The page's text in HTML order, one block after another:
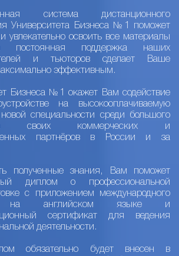
система дистанционного
Университета Бизнеса №1 поможет
увлекательно освоить все материалы
постоянная поддержка наших
и тьюторов сделает Ваше
эффективным.
Бизнеса №1 окажет Вам содействие
на высокооплачиваемую
специальности среди большого
своих коммерческих и
партнёров в России и за
полученные знания, Вам поможет
диплом о профессиональной
с приложением международного
на английском языке и
сертификат для ведения
деятельности.
обязательно будет внесен в